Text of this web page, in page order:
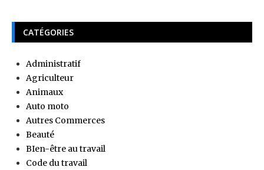
CATÉGORIES
Administratif
Agriculteur
Animaux
Auto moto
Autres Commerces
Beauté
BIen-être au travail
Code du travail